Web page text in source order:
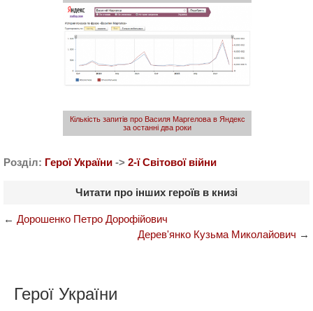
Кількість запитів про Василя Маргелова в Яндекс
за останні два роки
Розділ: Герої України -> 2-ї Світової війни
Читати про інших героїв в книзі
← Дорошенко Петро Дорофійович
Дерев'янко Кузьма Миколайович →
Герої України